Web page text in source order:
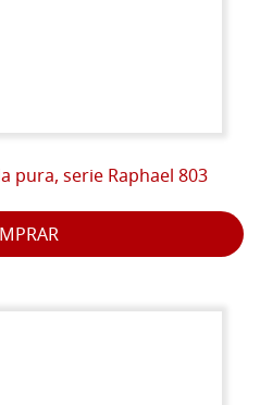
pura, serie Raphael 803